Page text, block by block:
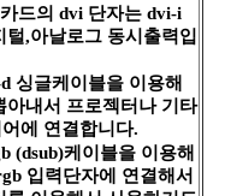
드의 dvi 단자는 dvi-i
털,아날로그 동시출력입
싱글케이블을 이용해
아내서 프로젝터나 기타
에 연결합니다.
(dsub)케이블을 이용해
입력단자에 연결해서